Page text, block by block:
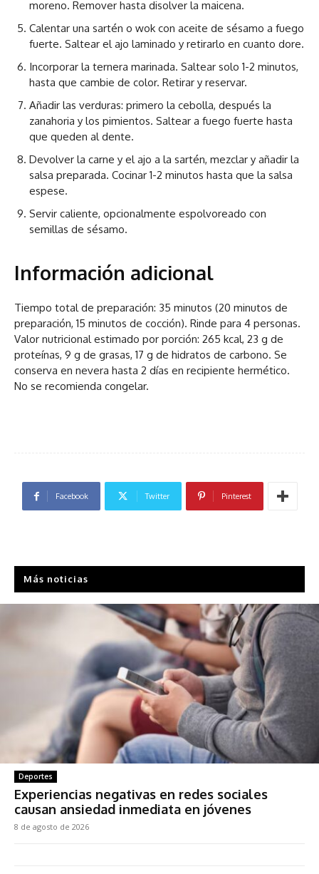
moreno. Remover hasta disolver la maicena.
Calentar una sartén o wok con aceite de sésamo a fuego
fuerte. Saltear el ajo laminado y retirarlo en cuanto dore.
Incorporar la ternera marinada. Saltear solo 1-2 minutos,
hasta que cambie de color. Retirar y reservar.
Añadir las verduras: primero la cebolla, después la
zanahoria y los pimientos. Saltear a fuego fuerte hasta
que queden al dente.
Devolver la carne y el ajo a la sartén, mezclar y añadir la
salsa preparada. Cocinar 1-2 minutos hasta que la salsa
espese.
Servir caliente, opcionalmente espolvoreado con
semillas de sésamo.
Información adicional
Tiempo total de preparación: 35 minutos (20 minutos de
preparación, 15 minutos de cocción). Rinde para 4 personas.
Valor nutricional estimado por porción: 265 kcal, 23 g de
proteínas, 9 g de grasas, 17 g de hidratos de carbono. Se
conserva en nevera hasta 2 días en recipiente hermético.
No se recomienda congelar.
Facebook Twitter Pinterest
Más noticias
Deportes
Experiencias negativas en redes sociales
causan ansiedad inmediata en jóvenes
8 de agosto de 2026